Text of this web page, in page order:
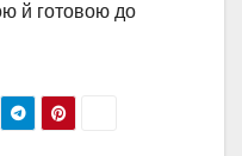
й готовою до